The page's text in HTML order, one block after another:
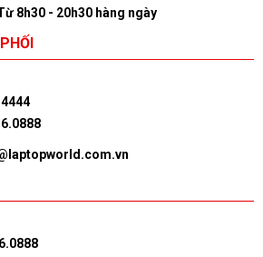
8h30 - 20h30 hàng ngày